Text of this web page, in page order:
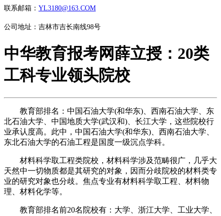
联系邮箱： YL3180@163.COM
公司地址：吉林市吉长南线98号
中华教育报考网薛立授：20类
工科专业领头院校
教育部排名：中国石油大学(和华东)、西南石油大学、东
北石油大学、中国地质大学(武汉和)、长江大学，这些院校行
业承认度高。此中，中国石油大学(和华东)、西南石油大学、
东北石油大学的石油工程是国度一级沉点学科。
材料科学取工程类院校，材料科学涉及范畴很广，几乎大
天然中一切物质都是其研究的对象，因而分歧院校的材料类专
业的研究对象也分歧。焦点专业有材料科学取工程、材料物
理、材料化学等。
教育部排名前20名院校有：大学、浙江大学、工业大学、